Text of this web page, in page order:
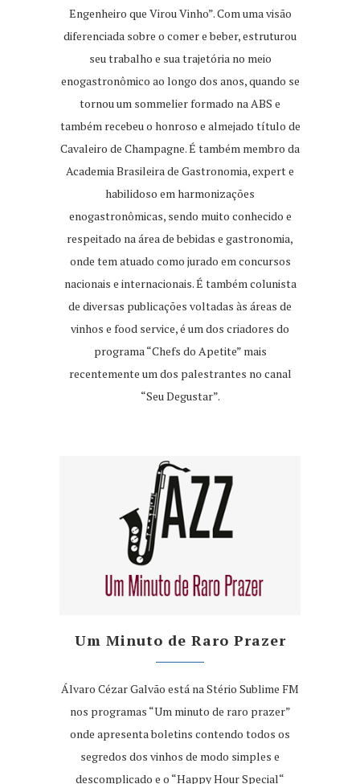
Engenheiro que Virou Vinho”. Com uma visão
diferenciada sobre o comer e beber, estruturou
seu trabalho e sua trajetória no meio
enogastronômico ao longo dos anos, quando se
tornou um sommelier formado na ABS e
também recebeu o honroso e almejado título de
Cavaleiro de Champagne. É também membro da
Academia Brasileira de Gastronomia, expert e
habilidoso em harmonizações
enogastronômicas, sendo muito conhecido e
respeitado na área de bebidas e gastronomia,
onde tem atuado como jurado em concursos
nacionais e internacionais. É também colunista
de diversas publicações voltadas às áreas de
vinhos e food service, é um dos criadores do
programa “Chefs do Apetite” mais
recentemente um dos palestrantes no canal
“Seu Degustar”.
Um Minuto de Raro Prazer
Álvaro Cézar Galvão está na Stério Sublime FM
nos programas “Um minuto de raro prazer”
onde apresenta boletins contendo todos os
segredos dos vinhos de modo simples e
descomplicado e o “Happy Hour Special“